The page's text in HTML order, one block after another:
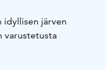
idyllisen järven
varustetusta